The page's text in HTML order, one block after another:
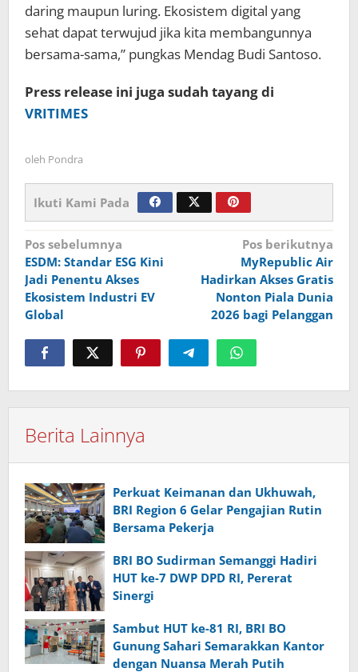
daring maupun luring. Ekosistem digital yang
sehat dapat terwujud jika kita membangunnya
bersama-sama,” pungkas Mendag Budi Santoso.
Press release ini juga sudah tayang di
VRITIMES
oleh Pondra
Ikuti Kami Pada
Navigasi
pos
Pos sebelumnya
ESDM: Standar ESG Kini
Jadi Penentu Akses
Ekosistem Industri EV
Global
Pos berikutnya
MyRepublic Air
Hadirkan Akses Gratis
Nonton Piala Dunia
2026 bagi Pelanggan
Berita Lainnya
Perkuat Keimanan dan Ukhuwah,
BRI Region 6 Gelar Pengajian Rutin
Bersama Pekerja
BRI BO Sudirman Semanggi Hadiri
HUT ke-7 DWP DPD RI, Pererat
Sinergi
Sambut HUT ke-81 RI, BRI BO
Gunung Sahari Semarakkan Kantor
dengan Nuansa Merah Putih